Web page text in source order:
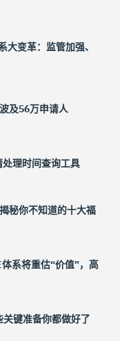
大变革：监管加强、
及56万申请人
理时间查询工具
秘你不知道的十大福
系将重估“价值”，高
键准备你都做好了